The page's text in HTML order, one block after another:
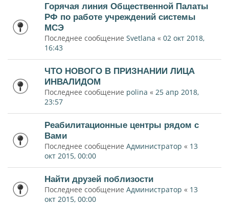
Горячая линия Общественной Палаты
РФ по работе учреждений системы
МСЭ
Последнее сообщение Svetlana « 02 окт 2018,
16:43
ЧТО НОВОГО В ПРИЗНАНИИ ЛИЦА
ИНВАЛИДОМ
Последнее сообщение polina « 25 апр 2018,
23:57
Реабилитационные центры рядом с
Вами
Последнее сообщение Администратор « 13
окт 2015, 00:00
Найти друзей поблизости
Последнее сообщение Администратор « 13
окт 2015, 00:00